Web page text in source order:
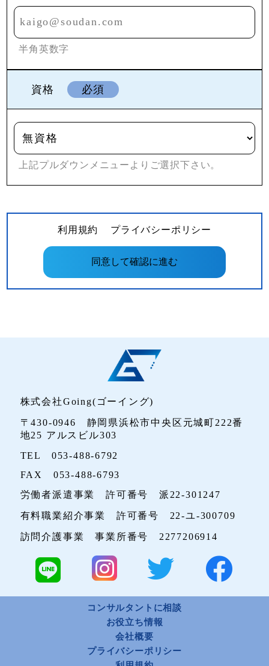
半角英数字
資格 必須
上記プルダウンメニューよりご選択下さい。
利用規約 プライバシーポリシー
株式会社Going(ゴーイング)
〒430-0946 静岡県浜松市中央区元城町222番
地25 アルスビル303
TEL 053-488-6792
FAX 053-488-6793
労働者派遣事業 許可番号 派22-301247
有料職業紹介事業 許可番号 22-ユ-300709
訪問介護事業 事業所番号 2277206914
コンサルタントに相談
お役立ち情報
会社概要
プライバシーポリシー